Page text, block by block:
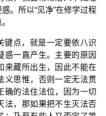
。所以“见净”在修学过程
键点，就是一定要依八识
惑一直产生。主要的原因
来藏所出生，因此不能在
义思惟，否则一定无法贯
确的法住法位，因为一切
法，那如果把不生灭法否